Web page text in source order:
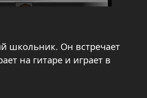
школьник. Он встречает
на гитаре и играет в